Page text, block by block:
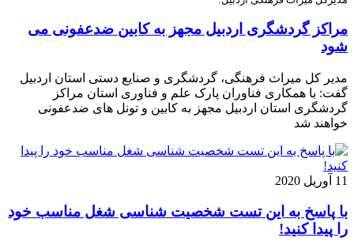
مراکز گردشگری اردبیل مجهز به کابین ضدعفونی می
شود
مدیر کل میراث فرهنگی، گردشگری و صنایع دستی استان اردبیل
گفت: با همکاری فناوران پارک علم و فناوری استان مراکز
گردشگری استان اردبیل مجهز به کابین و تونل های ضدعفونی
خواهند شد
11 آوریل 2020
با پاسخ به این تست شخصیت شناسی شغل مناسب خود
را پیدا کنید!